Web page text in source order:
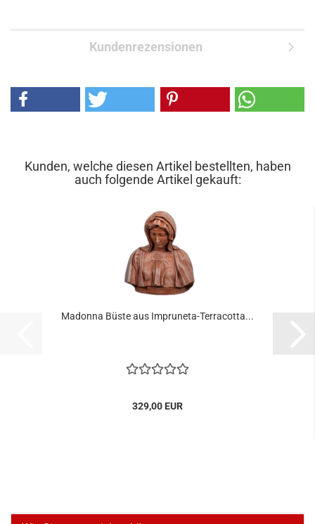
Kundenrezensionen
Kunden, welche diesen Artikel bestellten, haben
auch folgende Artikel gekauft:
Madonna Büste aus Impruneta-Terracotta...
329,00 EUR